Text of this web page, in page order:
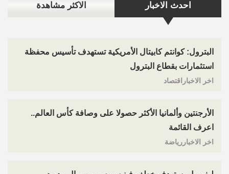
احدث الاخبار الاكثر مشاهدة
البترول: كوانتم كابيتال الأمريكية تستهدف تأسيس محفظة
استثمارات بقطاع البترول
اخر الاخباراقتصاد
الأرجنتين وألمانيا الأكثر حصولا على وصافة كأس العالم..
اعرف القائمة
اخر الاخباررياضة